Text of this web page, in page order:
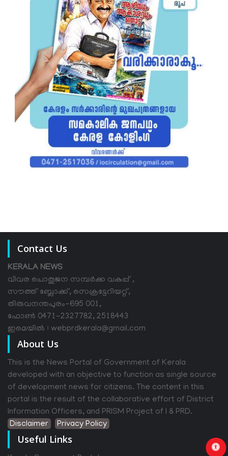
Contact Us
KERALA NEWS
വിവര പൊതുജന സമ്പര്‍ക്ക വകുപ്പ് ,
സൗത്ത് ബ്ലോക്ക്, സെക്രട്ടേറിയറ്റ്,
തിരുവനന്തപുരം-695 001,
ഫോൺ 0471-2327782, 2518443
ഇമെയിൽ : webprdkerala@gmail.com
About Us
This is the News Portal of Government of Kerala
developed with an objective to function as single source
of development news for citizens. The content in this
portal is the result of the collaborative effort of District
Information Officers, and PRISM Project of I & PRD.
Disclaimer
Privacy Policy
Useful Links